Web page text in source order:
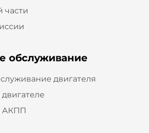
части
обслуживание
двигателя
АКПП